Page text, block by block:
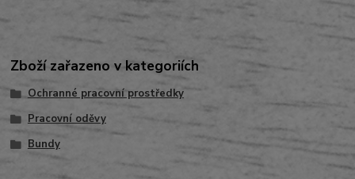
Zboží zařazeno v kategoriích
Ochranné pracovní prostředky
Pracovní oděvy
Bundy